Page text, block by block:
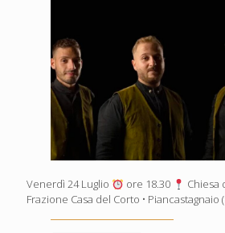
Venerdì 24 Luglio ore 18.30
Chiesa
Frazione Casa del Corto • Piancastagnaio